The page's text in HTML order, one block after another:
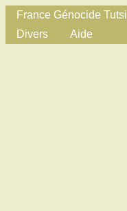
France Génocide Tutsi
Divers
Aide